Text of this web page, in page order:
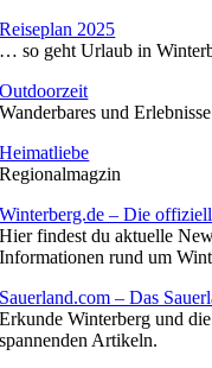
Reiseplan 2025
… so geht Urlaub in
Outdoorzeit
Wanderbares und
Heimatliebe
Regionalmagzin
Winterberg.de – Die
Hier findest du aktuelle
Informationen rund um
Sauerland.com – Das
Erkunde Winterberg und
spannenden Artikeln.